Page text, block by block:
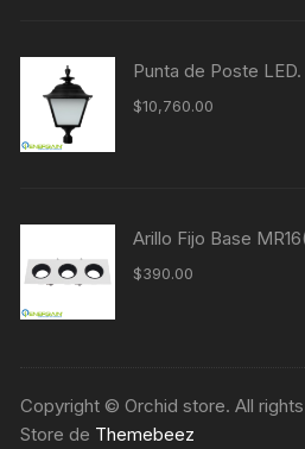
Punta de Poste
$10,760.00
Arillo Fijo Base
$390.00
Copyright © Orchid store. All
Store de Themebeez